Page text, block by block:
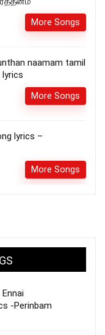
More Songs
naamam tamil
More Songs
lyrics –
More Songs
-Perinbam